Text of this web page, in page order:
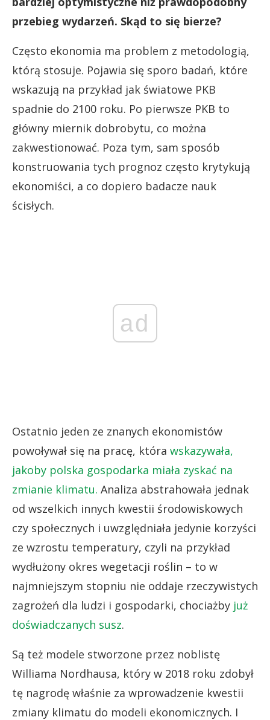
przebieg wydarzeń. Skąd to się bierze?
Często ekonomia ma problem z metodologią,
którą stosuje. Pojawia się sporo badań, które
wskazują na przykład jak światowe PKB
spadnie do 2100 roku. Po pierwsze PKB to
główny miernik dobrobytu, co można
zakwestionować. Poza tym, sam sposób
konstruowania tych prognoz często krytykują
ekonomiści, a co dopiero badacze nauk
ścisłych.
ad
Ostatnio jeden ze znanych ekonomistów
powoływał się na pracę, która wskazywała,
jakoby polska gospodarka miała zyskać na
zmianie klimatu. Analiza abstrahowała jednak
od wszelkich innych kwestii środowiskowych
czy społecznych i uwzględniała jedynie korzyści
ze wzrostu temperatury, czyli na przykład
wydłużony okres wegetacji roślin – to w
najmniejszym stopniu nie oddaje rzeczywistych
zagrożeń dla ludzi i gospodarki, chociażby już
doświadczanych susz.
Są też modele stworzone przez noblistę
Williama Nordhausa, który w 2018 roku zdobył
tę nagrodę właśnie za wprowadzenie kwestii
zmiany klimatu do modeli ekonomicznych. I